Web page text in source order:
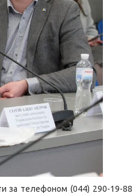
за телефоном (044) 290-19-88